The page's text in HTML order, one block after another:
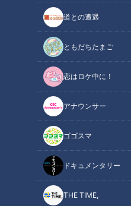
道との遭遇
ともだちたまご
恋はロケ中に！
アナウンサー
ゴゴスマ
ドキュメンタリー
THE TIME,
2020年10月3日(土)に放送さ
ビ』。ガンバレルーヤのよし
山道の宿場町として栄えた“
トを紹介してくれました。